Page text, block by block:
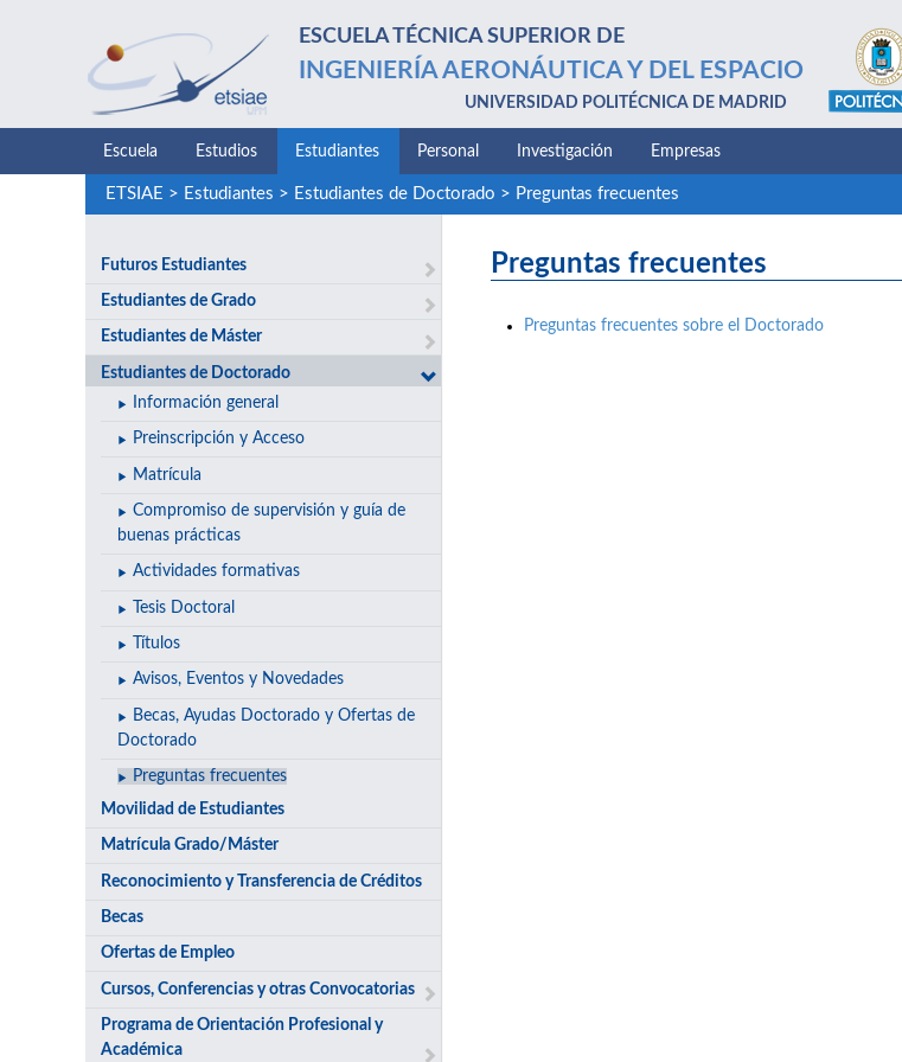
ESCUELA TÉCNICA SUPERIOR DE
INGENIERÍA AERONÁUTICA Y DEL ESPACIO
UNIVERSIDAD POLITÉCNICA DE MADRID
Escuela Estudios Estudiantes Personal Investigación Empresas
ETSIAE > Estudiantes > Estudiantes de Doctorado > Preguntas frecuentes
Futuros Estudiantes
Estudiantes de Grado
Estudiantes de Máster
Estudiantes de Doctorado
Información general
Preinscripción y Acceso
Matrícula
Compromiso de supervisión y guía de
buenas prácticas
Actividades formativas
Tesis Doctoral
Títulos
Avisos, Eventos y Novedades
Becas, Ayudas Doctorado y Ofertas de
Doctorado
Preguntas frecuentes
Movilidad de Estudiantes
Matrícula Grado/Máster
Reconocimiento y Transferencia de Créditos
Becas
Ofertas de Empleo
Cursos, Conferencias y otras Convocatorias
Programa de Orientación Profesional y
Académica
Preguntas frecuentes
Preguntas frecuentes sobre el Doctorado